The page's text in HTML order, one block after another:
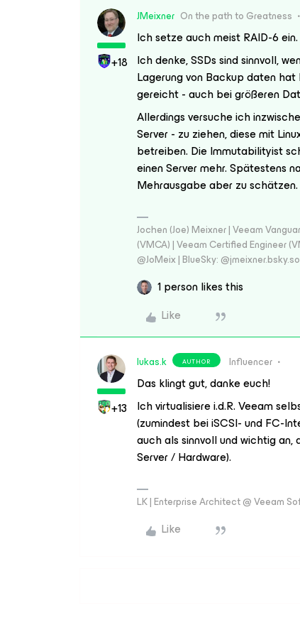
+18
JMeixner On the path to Greatness
Ich setze auch meist RAID-6 ein.
Ich denke, SSDs sind sinnvoll,
Lagerung von Backup daten
gereicht - auch bei größeren
Allerdings versuche ich
Server - zu ziehen, diese mit
betreiben. Die Immutabilityist
einen Server mehr. Spätestens
Mehrausgabe aber zu schätzen.
Jochen (Joe) Meixner | Veeam
(VMCA) | Veeam Certified Engineer
@JoMeix | BlueSky:
1 person likes this
Like
+13
lukas.k AUTHOR Influencer
Das klingt gut, danke euch!
Ich virtualisiere i.d.R. Veeam
(zumindest bei iSCSI- und FC-
auch als sinnvoll und wichtig
Server / Hardware).
LK | Enterprise Architect @ Veeam
Like